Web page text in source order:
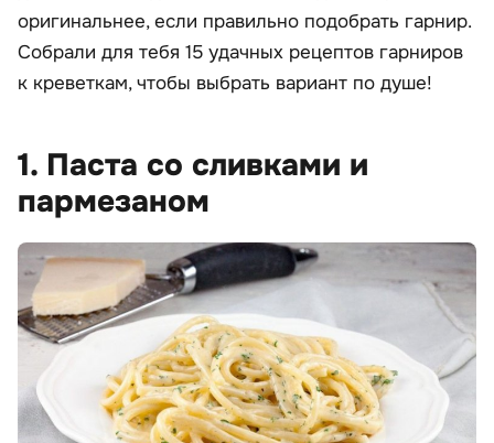
оригинальнее, если правильно подобрать гарнир.
Собрали для тебя 15 удачных рецептов гарниров
к креветкам, чтобы выбрать вариант по душе!
1. Паста со сливками и
пармезаном